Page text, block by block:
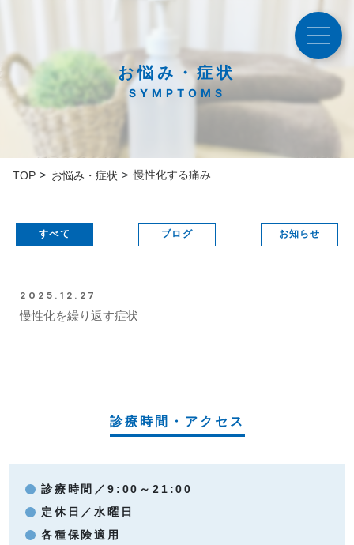
お悩み・症状
SYMPTOMS
TOP お悩み・症状 慢性化する痛み
すべて ブログ お知らせ
2025.12.27
慢性化を繰り返す症状
診療時間・アクセス
診療時間／9:00～21:00
定休日／水曜日
各種保険適用